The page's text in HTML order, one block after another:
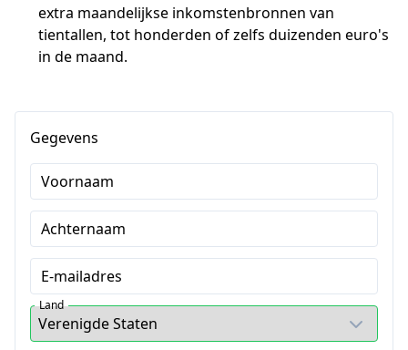
extra maandelijkse inkomstenbronnen van
tientallen, tot honderden of zelfs duizenden euro's
in de maand.
Gegevens
Voornaam
Achternaam
E-mailadres
Land